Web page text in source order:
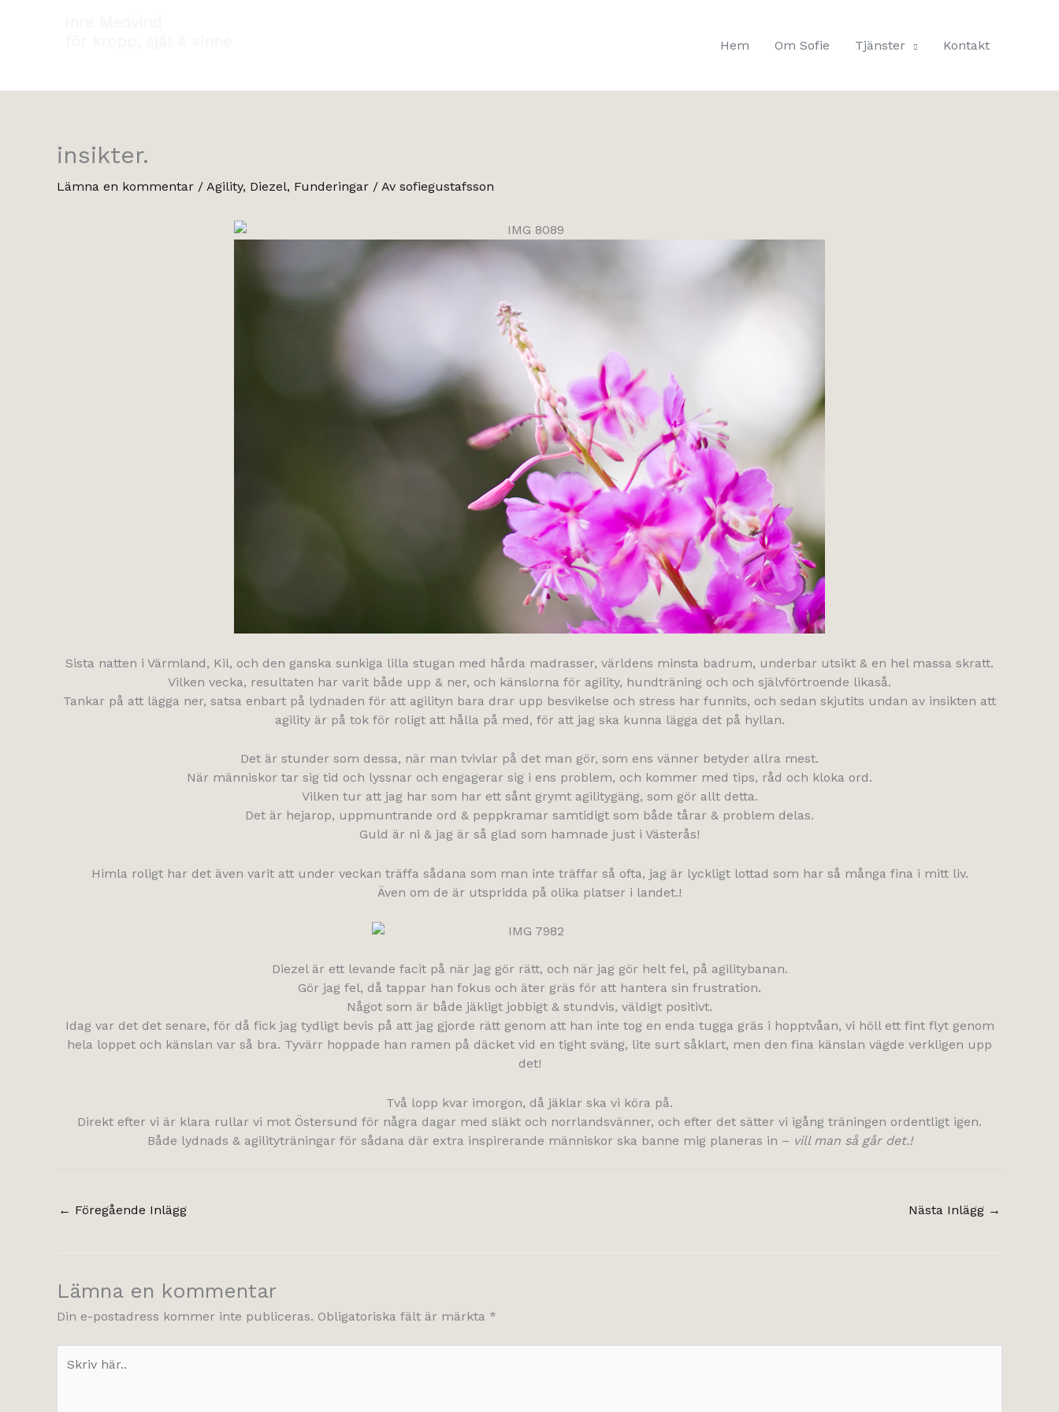
Hem Om Sofie Tjänster Kontakt
insikter.
Lämna en kommentar / Agility, Diezel, Funderingar / Av sofiegustafsson
Sista natten i Värmland, Kil, och den ganska sunkiga lilla stugan med hårda madrasser, världens minsta badrum, underbar utsikt & en hel massa skratt.
Vilken vecka, resultaten har varit både upp & ner, och känslorna för agility, hundträning och och självförtroende likaså.
Tankar på att lägga ner, satsa enbart på lydnaden för att agilityn bara drar upp besvikelse och stress har funnits, och sedan skjutits undan av insikten att
agility är på tok för roligt att hålla på med, för att jag ska kunna lägga det på hyllan.
Det är stunder som dessa, när man tvivlar på det man gör, som ens vänner betyder allra mest.
När människor tar sig tid och lyssnar och engagerar sig i ens problem, och kommer med tips, råd och kloka ord.
Vilken tur att jag har som har ett sånt grymt agilitygäng, som gör allt detta.
Det är hejarop, uppmuntrande ord & peppkramar samtidigt som både tårar & problem delas.
Guld är ni & jag är så glad som hamnade just i Västerås!
Himla roligt har det även varit att under veckan träffa sådana som man inte träffar så ofta, jag är lyckligt lottad som har så många fina i mitt liv.
Även om de är utspridda på olika platser i landet.!
Diezel är ett levande facit på när jag gör rätt, och när jag gör helt fel, på agilitybanan.
Gör jag fel, då tappar han fokus och äter gräs för att hantera sin frustration.
Något som är både jäkligt jobbigt & stundvis, väldigt positivt.
Idag var det det senare, för då fick jag tydligt bevis på att jag gjorde rätt genom att han inte tog en enda tugga gräs i hopptvåan, vi höll ett fint flyt genom
hela loppet och känslan var så bra. Tyvärr hoppade han ramen på däcket vid en tight sväng, lite surt såklart, men den fina känslan vägde verkligen upp
det!
Två lopp kvar imorgon, då jäklar ska vi köra på.
Direkt efter vi är klara rullar vi mot Östersund för några dagar med släkt och norrlandsvänner, och efter det sätter vi igång träningen ordentligt igen.
Både lydnads & agilityträningar för sådana där extra inspirerande människor ska banne mig planeras in – vill man så går det.!
← Föregående Inlägg Nästa Inlägg →
Lämna en kommentar
Din e-postadress kommer inte publiceras. Obligatoriska fält är märkta *
här..